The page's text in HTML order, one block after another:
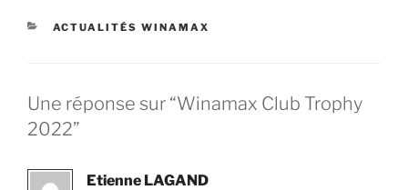
CATÉGORIES
ACTUALITÉS WINAMAX
Une réponse sur “Winamax Club Trophy
2022”
Etienne LAGAND